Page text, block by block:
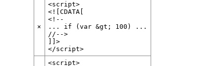
×
<script>
<![CDATA[
<!--
... if (var &gt; 100) ...
//-->
]]>
</script>
<script>